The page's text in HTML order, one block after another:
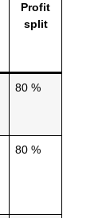
Profit
split
80 %
80 %